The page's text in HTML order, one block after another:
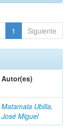
1 Siguiente
Autor(es)
Matamala Ubilla,
José Miguel